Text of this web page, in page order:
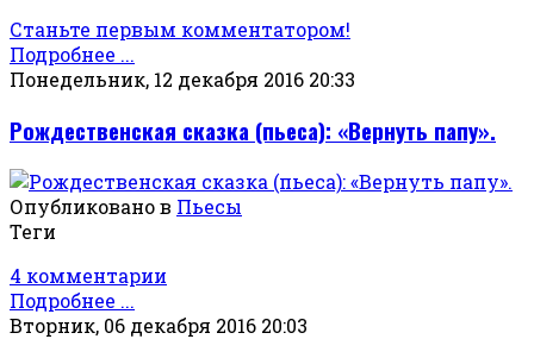
Станьте первым комментатором!
Подробнее ...
Понедельник, 12 декабря 2016 20:33
Рождественская сказка (пьеса): «Вернуть папу».
Опубликовано в Пьесы
Теги
4 комментарии
Подробнее ...
Вторник, 06 декабря 2016 20:03